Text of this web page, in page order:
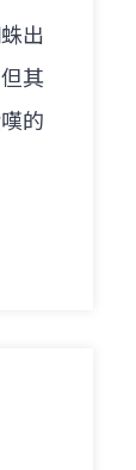
出
其
的